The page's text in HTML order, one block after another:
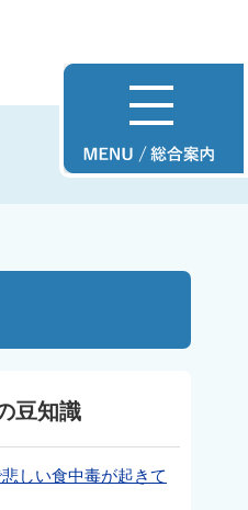
豆知識
しい食中毒が起きて